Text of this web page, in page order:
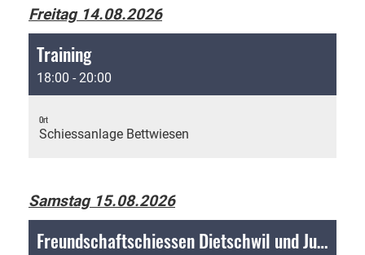
Freitag 14.08.2026
Training
18:00 - 20:00
Ort
Schiessanlage Bettwiesen
Samstag 15.08.2026
Freundschaftschiessen Dietschwil und Jubiläum Fischingen